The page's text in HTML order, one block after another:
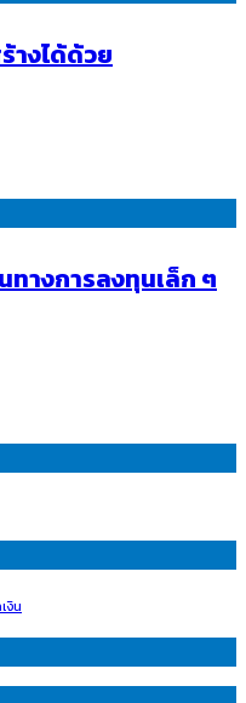
างได้ด้วย
ทางการลงทุนเล็ก ๆ
งิน